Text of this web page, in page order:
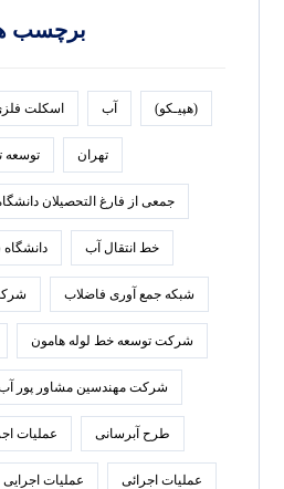
برچسب
(هپیـکو) آب اسکلت
تهران توسعه
جمعی از فارغ التحصیلان
خط انتقال آب
شبکه جمع آوری فاضلاب
شرکت توسعه خط لوله هامون
شرکت مهندسین مشاور پور
طرح آبرسانی عمليات
عملیات اجرائی عملیات اجرایی